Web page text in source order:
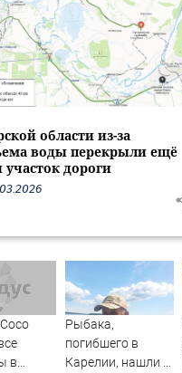
области из-за
воды перекрыли ещё
участок дороги
в
Рыбака,
погибшего в
Карелии, нашли в